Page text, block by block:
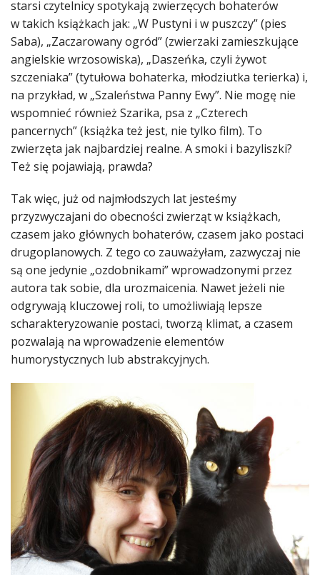
starsi czytelnicy spotykają zwierzęcych bohaterów
w takich książkach jak: „W Pustyni i w puszczy” (pies
Saba), „Zaczarowany ogród” (zwierzaki zamieszkujące
angielskie wrzosowiska), „Daszeńka, czyli żywot
szczeniaka” (tytułowa bohaterka, młodziutka terierka) i,
na przykład, w „Szaleństwa Panny Ewy”. Nie mogę nie
wspomnieć również Szarika, psa z „Czterech
pancernych” (książka też jest, nie tylko film). To
zwierzęta jak najbardziej realne. A smoki i bazyliszki?
Też się pojawiają, prawda?
Tak więc, już od najmłodszych lat jesteśmy
przyzwyczajani do obecności zwierząt w książkach,
czasem jako głównych bohaterów, czasem jako postaci
drugoplanowych. Z tego co zauważyłam, zazwyczaj nie
są one jedynie „ozdobnikami” wprowadzonymi przez
autora tak sobie, dla urozmaicenia. Nawet jeżeli nie
odgrywają kluczowej roli, to umożliwiają lepsze
scharakteryzowanie postaci, tworzą klimat, a czasem
pozwalają na wprowadzenie elementów
humorystycznych lub abstrakcyjnych.